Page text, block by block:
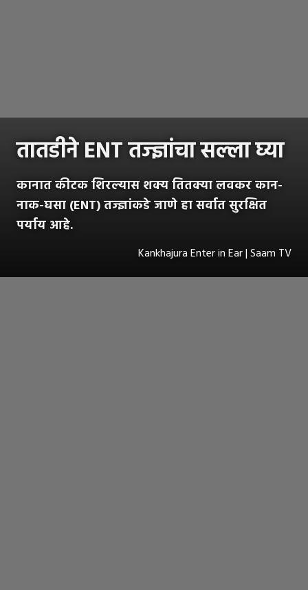
तातडीने ENT तज्ज्ञांचा सल्ला घ्या
कानात कीटक शिरल्यास शक्य तितक्या लवकर कान-
नाक-घसा (ENT) तज्ज्ञांकडे जाणे हा सर्वात सुरक्षित
पर्याय आहे.
Kankhajura Enter in Ear | Saam TV